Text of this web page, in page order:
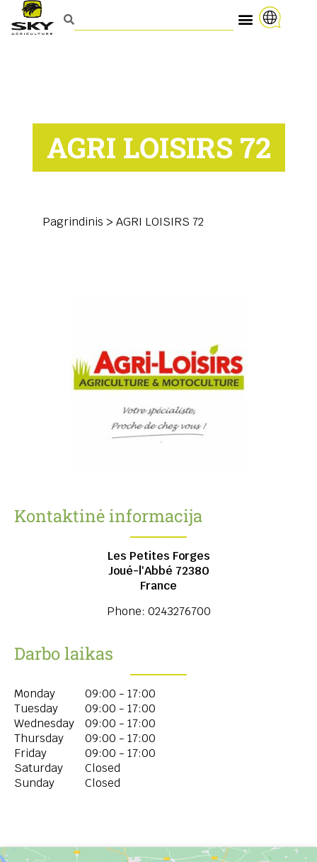
AGRI LOISIRS 72
Pagrindinis > AGRI LOISIRS 72
Kontaktinė informacija
Les Petites Forges
Joué-l'Abbé 72380
France
Phone: 0243276700
Darbo laikas
Monday
09:00 - 17:00
Tuesday
09:00 - 17:00
Wednesday
09:00 - 17:00
Thursday
09:00 - 17:00
Friday
09:00 - 17:00
Saturday
Closed
Sunday
Closed